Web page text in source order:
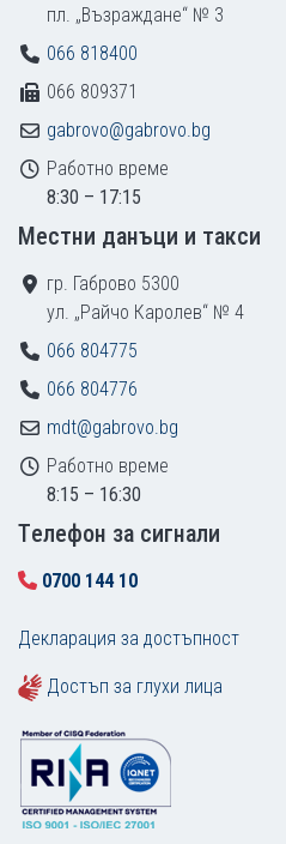
пл. „Възраждане“ № 3
066 818400
066 809371
gabrovo@gabrovo.bg
Работно време
8:30 – 17:15
Местни данъци и такси
гр. Габрово 5300
ул. „Райчо Каролев“ № 4
066 804775
066 804776
mdt@gabrovo.bg
Работно време
8:15 – 16:30
Tелефон за сигнали
0700 144 10
Декларация за достъпност
Достъп за глухи лица